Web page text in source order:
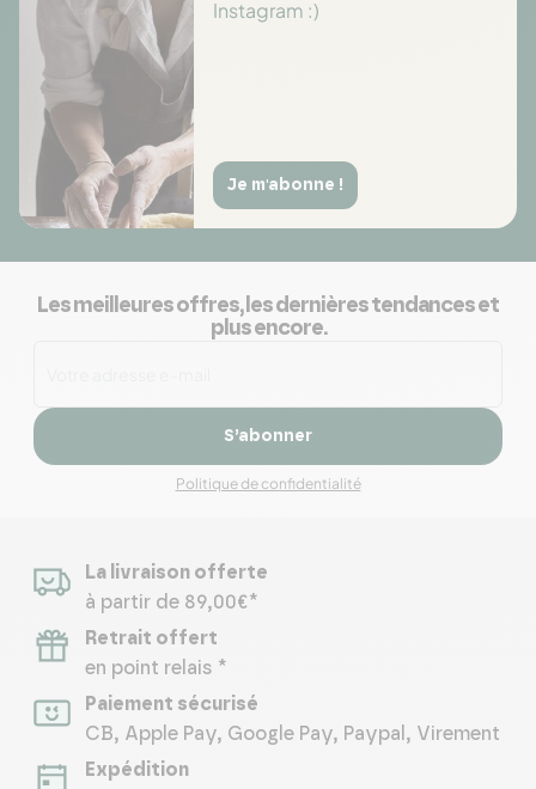
Instagram :)
Je m'abonne !
Les meilleures offres, les dernières tendances et
plus encore.
S’abonner
Politique de confidentialité
La livraison offerte
à partir de 89,00€*
Retrait offert
en point relais *
Paiement sécurisé
CB, Apple Pay, Google Pay, Paypal, Virement
Expédition